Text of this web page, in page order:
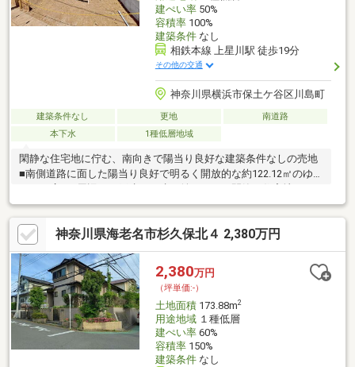
建ぺい率50%
容積率100%
建築条件なし
相鉄本線 上星川駅 徒歩19分
その他の交通
神奈川県横浜市保土ケ谷区川島町
建築条件なし 更地
南道路
本下水
1種低層地域
閑静な住宅地に佇む、南向きで陽当り良好な建築条件なしの売地
■南側道路に面した陽当り良好で明るく開放的な約122.12㎡のゆと
住環境良好■最寄り保育園まで徒歩約2分。周辺にも複数の保育
園・幼稚園が揃う落ち着いたエリア■徒歩約2～3分の距離に複数
公園があり、小さいお子様がいらっしゃるご家庭にもおすすめ♪■
上星川駅・西谷駅等の複数駅が利用でき、バス停も近く横浜方面
へのアクセスも快適■建築条件はございませんので、お好きなハ
ウスメーカーさんで理想のお家を建築できます！内見好評受付
中！是非、お問い合わせお待ちしております♪
神奈川県海老名市杉久保北４ 2,380万円
2,380万円
（坪単価:-）
土地面積173.88m2
用途地域１種低層
建ぺい率60%
容積率150%
建築条件なし